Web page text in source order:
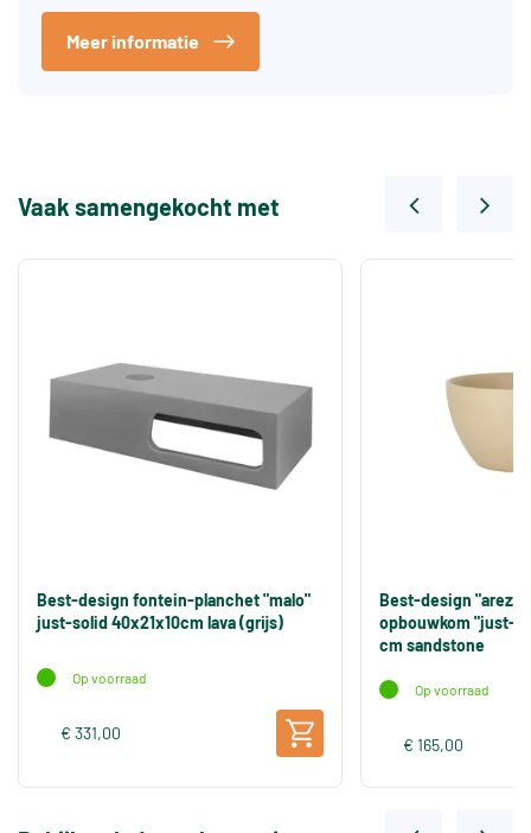
Meer informatie
Vaak samengekocht met
Best-design fontein-planchet "malo"
just-solid 40x21x10cm lava (grijs)
Op voorraad
€ 331,00
Best-design
opbouwkom "just-
cm sandstone
Op voorraad
€ 165,00